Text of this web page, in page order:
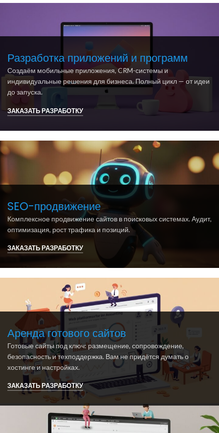
Разработка приложений и программ
Создаём мобильные приложения, CRM-системы и
индивидуальные решения для бизнеса. Полный цикл — от идеи
до запуска.
ЗАКАЗАТЬ РАЗРАБОТКУ
SEO-продвижение
Комплексное продвижение сайтов в поисковых системах. Аудит,
оптимизация, рост трафика и позиций.
ЗАКАЗАТЬ РАЗРАБОТКУ
Аренда готового сайтов
Готовые сайты под ключ: размещение, сопровождение,
безопасность и техподдержка. Вам не придётся думать о
хостинге и настройках.
ЗАКАЗАТЬ РАЗРАБОТКУ